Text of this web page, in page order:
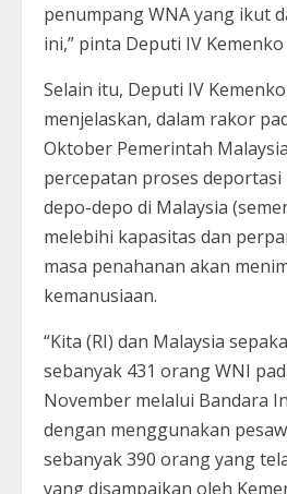
penumpang WNA yang ikut
ini,” pinta Deputi IV
Selain itu, Deputi IV
menjelaskan, dalam rakor
Oktober Pemerintah
percepatan proses deportasi
depo-depo di Malaysia
melebihi kapasitas dan
masa penahanan akan
kemanusiaan.
“Kita (RI) dan Malaysia
sebanyak 431 orang WNI
November melalui Bandara
dengan menggunakan
sebanyak 390 orang yang
yang disampaikan oleh